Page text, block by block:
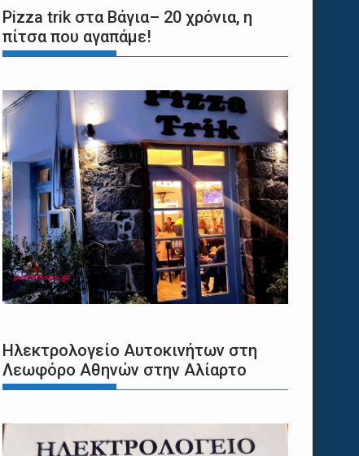
Pizza trik στα Βάγια– 20 χρόνια, η
πίτσα που αγαπάμε!
Ηλεκτρολογείο Αυτοκινήτων στη
Λεωφόρο Αθηνών στην Αλίαρτο